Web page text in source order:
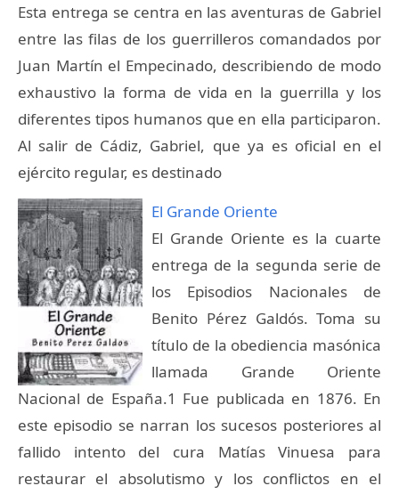
Esta entrega se centra en las aventuras de Gabriel
entre las filas de los guerrilleros comandados por
Juan Martín el Empecinado, describiendo de modo
exhaustivo la forma de vida en la guerrilla y los
diferentes tipos humanos que en ella participaron.
Al salir de Cádiz, Gabriel, que ya es oficial en el
ejército regular, es destinado
El Grande Oriente
El Grande Oriente es la cuarte
entrega de la segunda serie de
los Episodios Nacionales de
Benito Pérez Galdós. Toma su
título de la obediencia masónica
llamada Grande Oriente
Nacional de España.1 Fue publicada en 1876. En
este episodio se narran los sucesos posteriores al
fallido intento del cura Matías Vinuesa para
restaurar el absolutismo y los conflictos en el